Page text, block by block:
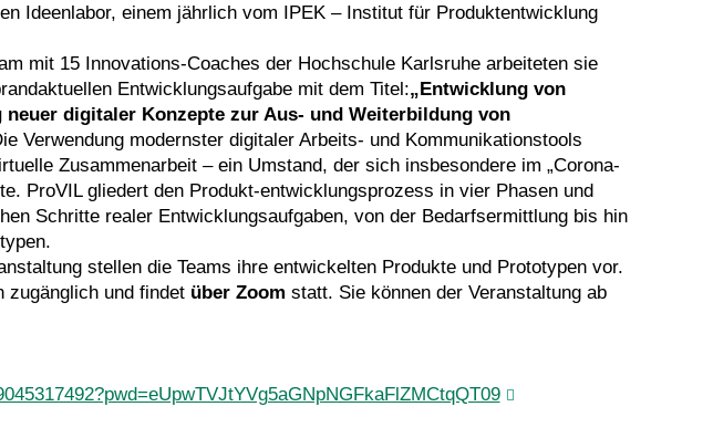
Ideenlabor, einem jährlich vom IPEK – Institut für Produktentwicklung
mit 15 Innovations-Coaches der Hochschule Karlsruhe arbeiteten sie
Entwicklungsaufgabe mit dem Titel:„Entwicklung von
digitaler Konzepte zur Aus- und Weiterbildung von
Verwendung modernster digitaler Arbeits- und Kommunikationstools
Zusammenarbeit – ein Umstand, der sich insbesondere im „Corona-
ProVIL gliedert den Produkt-entwicklungsprozess in vier Phasen und
Schritte realer Entwicklungsaufgaben, von der Bedarfsermittlung bis hin
stellen die Teams ihre entwickelten Produkte und Prototypen vor.
zugänglich und findet über Zoom statt. Sie können der Veranstaltung ab